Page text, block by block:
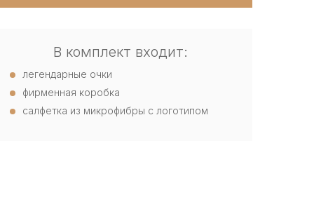
В комплект входит:
легендарные очки
фирменная коробка
салфетка из микрофибры с логотипом